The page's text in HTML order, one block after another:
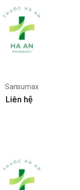
Sansumax
Liên hệ